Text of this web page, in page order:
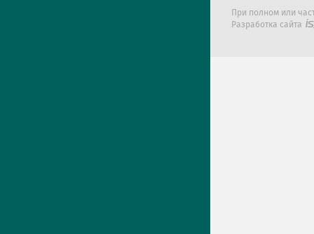
При полном или
Разработка сайта